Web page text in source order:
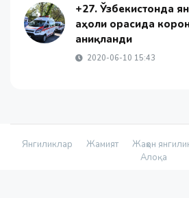
+27. Ўзбекистонда
аҳоли орасида
аниқланди
2020-06-10 15:43
Янгиликлар Жамият Жаҳон
Алоқа